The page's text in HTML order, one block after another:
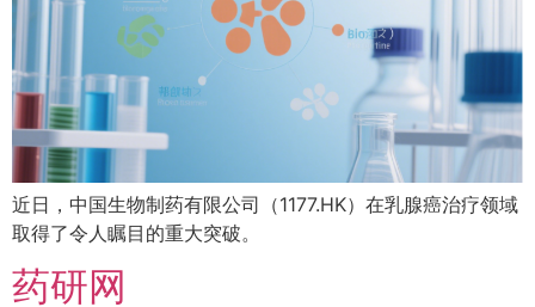
近日，中国生物制药有限公司（1177.HK）在乳腺癌治疗领域
取得了令人瞩目的重大突破。
药研网